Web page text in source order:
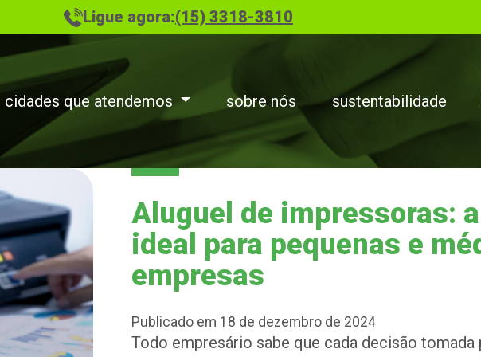
Ligue agora:(15) 3318-3810
cidades que atendemos sobre nós sustentabilidade
Aluguel de impressoras:
ideal para pequenas e
empresas
Publicado em 18 de dezembro de 2024
Todo empresário sabe que cada decisão tomada